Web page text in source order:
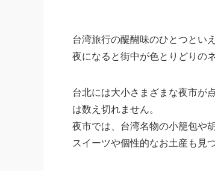
台湾旅行の醍醐味のひとつとい
夜になると街中が色とりどりの
台北には大小さまざまな夜市が
は数え切れません。
夜市では、台湾名物の小籠包や
スイーツや個性的なお土産も見